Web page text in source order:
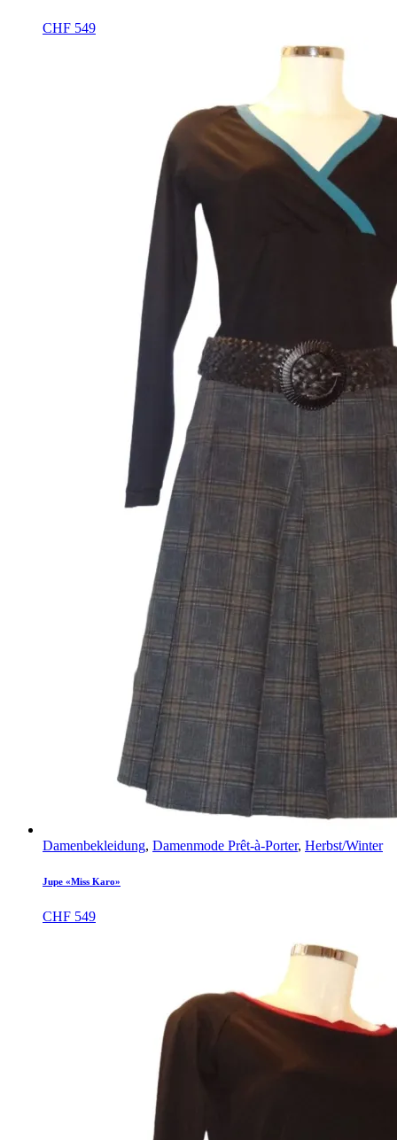
CHF 549
Damenbekleidung, Damenmode Prêt-à-Porter, Herbst/Winter
Jupe «Miss Karo»
CHF 549